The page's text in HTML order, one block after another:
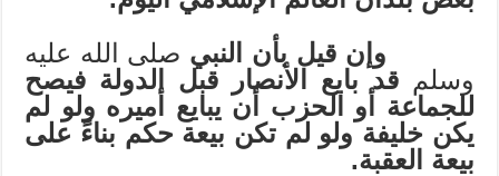
وإن قيل بأن النبي صلى الله عليه
وسلم قد بايع الأنصار قبل الدولة فيصح
للجماعة أو الحزب أن يبايع أميره ولو لم
يكن خليفة ولو لم تكن بيعة حكم بناءً على
بيعة العقبة.